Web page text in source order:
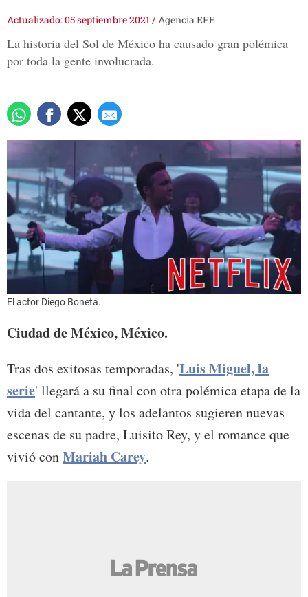
Actualizado: 05 septiembre 2021/Agencia EFE
La historia del Sol de México ha causado gran polémica
por toda la gente involucrada.
El actor Diego Boneta.
Ciudad de México, México.
Tras dos exitosas temporadas, 'Luis Miguel, la
serie' llegará a su final con otra polémica etapa de la
vida del cantante, y los adelantos sugieren nuevas
escenas de su padre, Luisito Rey, y el romance que
vivió conMariah Carey.